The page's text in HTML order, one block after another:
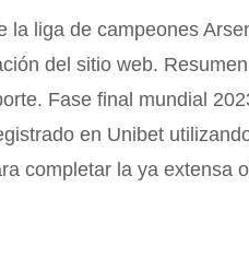
liga de campeones
del sitio web.
Fase final mundial
en Unibet
completar la ya